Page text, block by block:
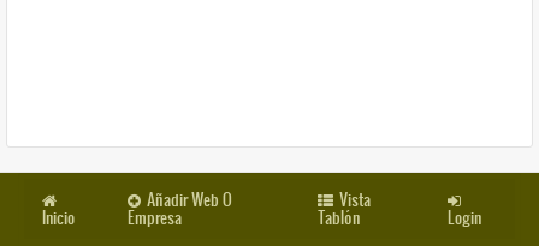
Inicio
Añadir Web O
Empresa
Vista
Tablón Login